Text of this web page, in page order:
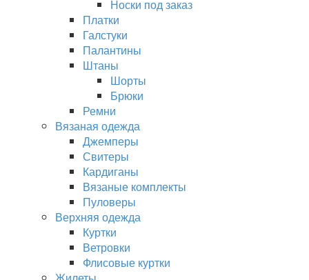
Носки под заказ
Платки
Галстуки
Палантины
Штаны
Шорты
Брюки
Ремни
Вязаная одежда
Джемперы
Свитеры
Кардиганы
Вязаные комплекты
Пуловеры
Верхняя одежда
Куртки
Ветровки
Флисовые куртки